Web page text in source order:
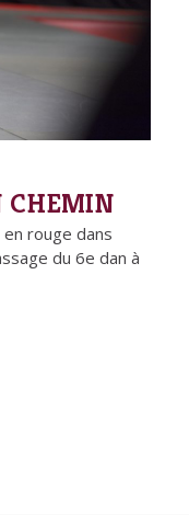
CHEMIN
rouge dans
du 6e dan à